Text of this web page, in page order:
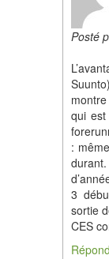
Posté
qui est
:
3
sortie
CES